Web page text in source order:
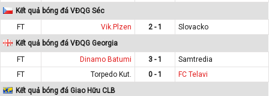
Kết quả bóng đá VĐQG Séc
FT
Vik.Plzen 2 - 1
Slovacko
Kết quả bóng đá VĐQG Georgia
FT
Dinamo Batumi 3 - 1
Samtredia
FT
Torpedo Kut. 0 - 1
FC Telavi
Kết quả bóng đá Giao Hữu CLB